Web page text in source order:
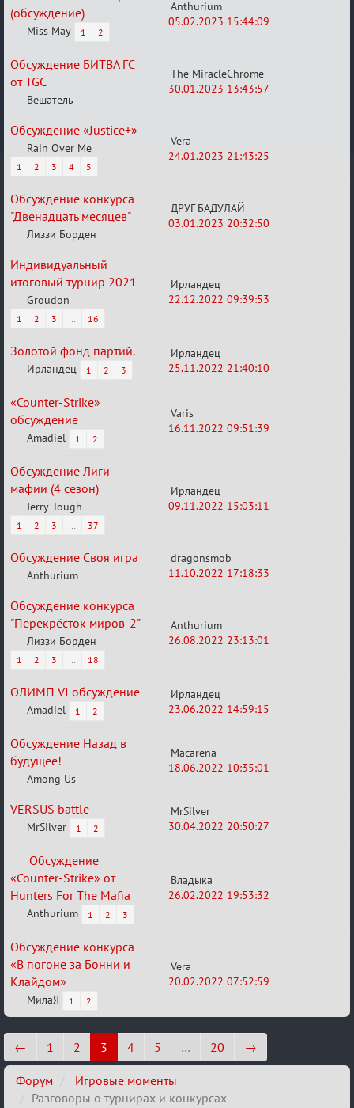
(обсуждение)
Miss May 1 2
Anthurium
05.02.2023 15:44:09
Обсуждение БИТВА ГС
от TGC
Вешатель
The MiracleChrome
30.01.2023 13:43:57
Обсуждение «Justice+»
Rain Over Me
1 2 3 4 5
Vera
24.01.2023 21:43:25
Обсуждение конкурса
"Двенадцать месяцев"
Лиззи Борден
ДРУГ БАДУЛАЙ
03.01.2023 20:32:50
Индивидуальный
итоговый турнир 2021
Groudon
1 2 3 16
Ирландец
22.12.2022 09:39:53
Золотой фонд партий.
Ирландец 1 2 3
Ирландец
25.11.2022 21:40:10
«Counter-Strike»
обсуждение
Amadiel 1 2
Varis
16.11.2022 09:51:39
Обсуждение Лиги
мафии (4 сезон)
Jerry Tough
1 2 3 37
Ирландец
09.11.2022 15:03:11
Обсуждение Своя игра
Anthurium
dragonsmob
11.10.2022 17:18:33
Обсуждение конкурса
"Перекрёсток миров-2"
Лиззи Борден
1 2 3 18
Anthurium
26.08.2022 23:13:01
ОЛИМП VI обсуждение
Amadiel 1 2
Ирландец
23.06.2022 14:59:15
Обсуждение Назад в
будущее!
Among Us
Macarena
18.06.2022 10:35:01
VERSUS battle
MrSilver 1 2
MrSilver
30.04.2022 20:50:27
Закрыто
Обсуждение
«Counter-Strike» от
Hunters For The Mafia
Anthurium 1 2 3
Владыка
26.02.2022 19:53:32
Обсуждение конкурса
«В погоне за Бонни и
Клайдом»
МилаЯ 1 2
Vera
20.02.2022 07:52:59
← 1 2 3 4 5 … 20 →
Форум
Игровые моменты
Разговоры о турнирах и конкурсах